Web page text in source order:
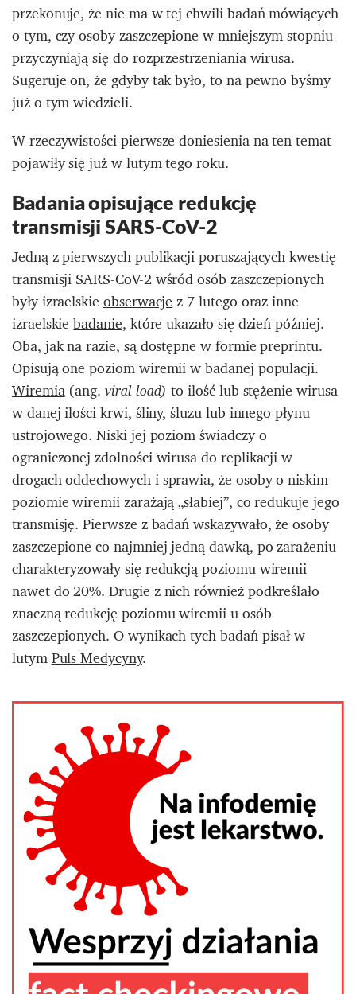
przekonuje, że nie ma w tej chwili badań mówiących
o tym, czy osoby zaszczepione w mniejszym stopniu
przyczyniają się do rozprzestrzeniania wirusa.
Sugeruje on, że gdyby tak było, to na pewno byśmy
już o tym wiedzieli.
W rzeczywistości pierwsze doniesienia na ten temat
pojawiły się już w lutym tego roku.
Badania opisujące redukcję
transmisji SARS-CoV-2
Jedną z pierwszych publikacji poruszających kwestię
transmisji SARS-CoV-2 wśród osób zaszczepionych
były izraelskieobserwacjez 7 lutego oraz inne
izraelskiebadanie, które ukazało się dzień później.
Oba, jak na razie, są dostępne w formie preprintu.
Opisują one poziom wiremii w badanej populacji.
Wiremia(ang.viral load)to ilość lub stężenie wirusa
w danej ilości krwi, śliny, śluzu lub innego płynu
ustrojowego. Niski jej poziom świadczy o
ograniczonej zdolności wirusa do replikacji w
drogach oddechowych i sprawia, że osoby o niskim
poziomie wiremii zarażają „słabiej”, co redukuje jego
transmisję. Pierwsze z badań wskazywało, że osoby
zaszczepione co najmniej jedną dawką, po zarażeniu
charakteryzowały się redukcją poziomu wiremii
nawet do 20%. Drugie z nich również podkreślało
znaczną redukcję poziomu wiremii u osób
zaszczepionych. O wynikach tych badań pisał w
lutymPuls Medycyny.